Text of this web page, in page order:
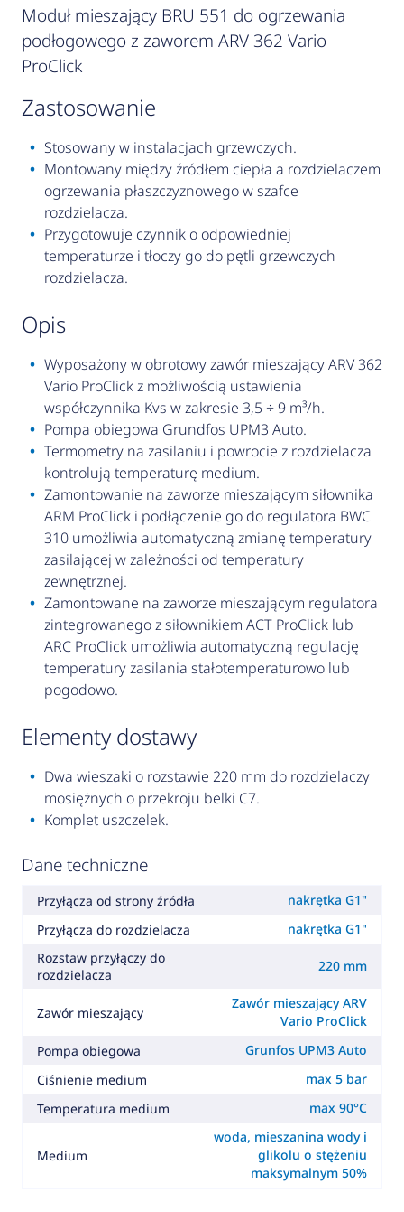
Moduł mieszający BRU 551 do ogrzewania
podłogowego z zaworem ARV 362 Vario
ProClick
zastosowanie
Stosowany w instalacjach grzewczych.
Montowany między źródłem ciepła a rozdzielaczem
ogrzewania płaszczyznowego w szafce
rozdzielacza.
Przygotowuje czynnik o odpowiedniej
temperaturze i tłoczy go do pętli grzewczych
rozdzielacza.
opis
Wyposażony w obrotowy zawór mieszający ARV 362
Vario ProClick z możliwością ustawienia
współczynnika Kvs w zakresie 3,5 ÷ 9 m³/h.
Pompa obiegowa Grundfos UPM3 Auto.
Termometry na zasilaniu i powrocie z rozdzielacza
kontrolują temperaturę medium.
Zamontowanie na zaworze mieszającym siłownika
ARM ProClick i podłączenie go do regulatora BWC
310 umożliwia automatyczną zmianę temperatury
zasilającej w zależności od temperatury
zewnętrznej.
Zamontowane na zaworze mieszającym regulatora
zintegrowanego z siłownikiem ACT ProClick lub
ARC ProClick umożliwia automatyczną regulację
temperatury zasilania stałotemperaturowo lub
pogodowo.
elementy dostawy
Dwa wieszaki o rozstawie 220 mm do rozdzielaczy
mosiężnych o przekroju belki C7.
Komplet uszczelek.
Dane techniczne
Przyłącza od strony źródła
nakrętka G1"
Przyłącza do rozdzielacza
nakrętka G1"
Rozstaw przyłączy do
rozdzielacza
220 mm
Zawór mieszający
Zawór mieszający ARV
Vario ProClick
Pompa obiegowa
Grunfos UPM3 Auto
Ciśnienie medium
max 5 bar
Temperatura medium
max 90°C
Medium
woda, mieszanina wody i
glikolu o stężeniu
maksymalnym 50%